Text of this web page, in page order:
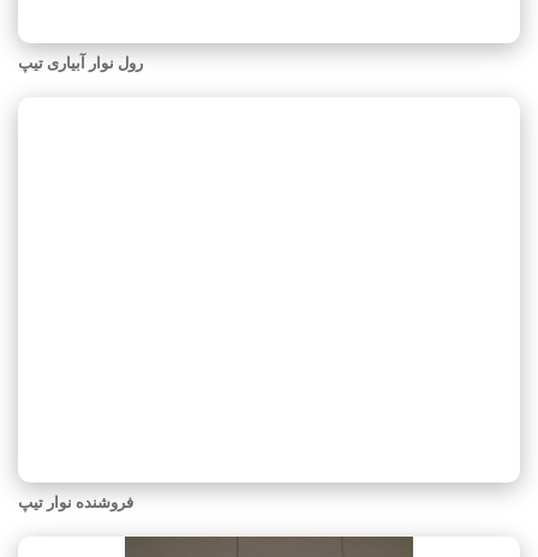
رول نوار آبیاری تیپ
فروشنده نوار تیپ